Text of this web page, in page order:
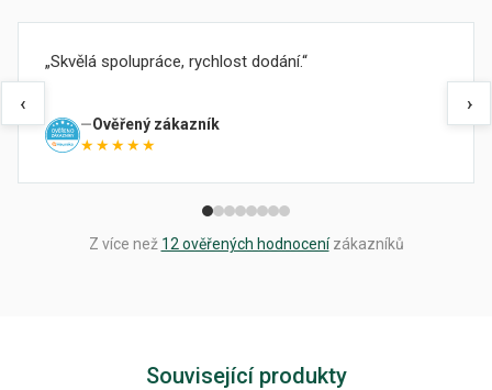
‹
Skvělá spolupráce, rychlost dodání.
Ověřený zákazník
★★★★★
›
Z více než 12 ověřených hodnocenízákazníků
Související produkty